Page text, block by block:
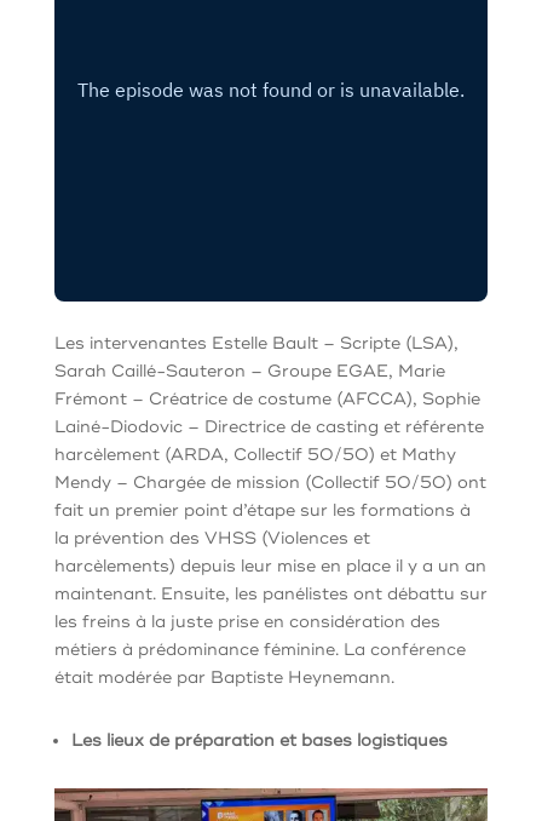
Les intervenantes Estelle Bault – Scripte (LSA),
Sarah Caillé-Sauteron – Groupe EGAE, Marie
Frémont – Créatrice de costume (AFCCA), Sophie
Lainé-Diodovic – Directrice de casting et référente
harcèlement (ARDA, Collectif 50/50) et Mathy
Mendy – Chargée de mission (Collectif 50/50) ont
fait un premier point d’étape sur les formations à
la prévention des VHSS (Violences et
harcèlements) depuis leur mise en place il y a un an
maintenant. Ensuite, les panélistes ont débattu sur
les freins à la juste prise en considération des
métiers à prédominance féminine. La conférence
était modérée par Baptiste Heynemann.
Les lieux de préparation et bases logistiques